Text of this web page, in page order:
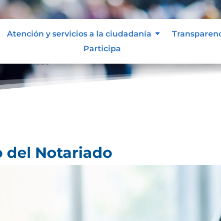
Atención y servicios a la ciudadanía
Participa
Notariado
del Notariado